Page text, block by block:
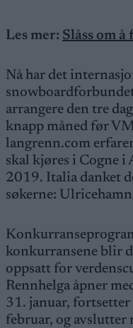
Les mer: Slåss om
Nå har det
arrangere den tre
knapp måned før
langrenn.com
skal kjøres i Cogne i
2019. Italia danket
søkerne:
konkurransene blir
oppsatt for
Rennhelga åpner
31. januar,
februar, og